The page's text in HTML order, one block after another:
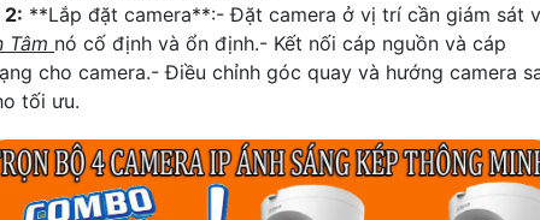
2: **Lắp đặt camera**:- Đặt camera ở vị trí cần giám sát
Tâm nó cố định và ổn định.- Kết nối cáp nguồn và cáp
cho camera.- Điều chỉnh góc quay và hướng camera
tối ưu.